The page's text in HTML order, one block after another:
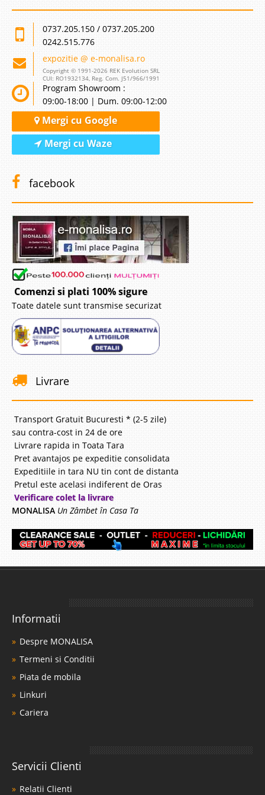
0737.205.150 / 0737.205.200
0242.515.776
expozitie @ e-monalisa.ro
Copyright © 1991-2026 REK Evolution SRL
CUI: RO1932134, Reg. Com. J51/966/1991
Program Showroom :
09:00-18:00 | Dum. 09:00-12:00
Mergi cu Google
Mergi cu Waze
facebook
Comenzi si plati 100% sigure
Toate datele sunt transmise securizat
Livrare
Transport Gratuit Bucuresti * (2-5 zile)
sau contra-cost in 24 de ore
Livrare rapida in Toata Tara
Pret avantajos pe expeditie consolidata
Expeditiile in tara NU tin cont de distanta
Pretul este acelasi indiferent de Oras
Verificare colet la livrare
MONALISA Un Zâmbet în Casa Ta
Informatii
Despre MONALISA
Termeni si Conditii
Piata de mobila
Linkuri
Cariera
Servicii Clienti
Relatii Clienti